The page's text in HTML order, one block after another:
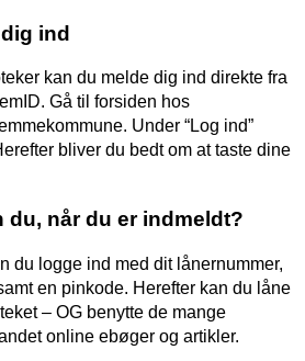
ind
kan du melde dig ind direkte fra
Gå til forsiden hos
Under “Log ind”
bliver du bedt om at taste dine
du, når du er indmeldt?
du logge ind med dit lånernummer,
en pinkode. Herefter kan du låne
– OG benytte de mange
online ebøger og artikler.